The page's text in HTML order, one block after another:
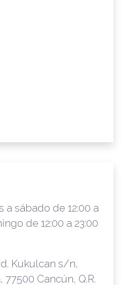
a sábado de 12:00 a
de 12:00 a 23:00
Kukulcan s/n,
Cancún, Q.R.